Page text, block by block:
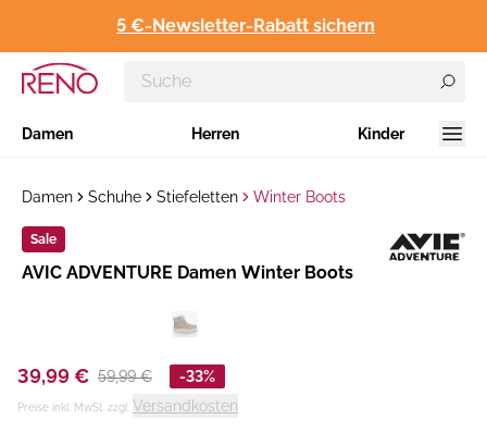
5 €-Newsletter-Rabatt sichern
Damen Herren Kinder
Damen Schuhe Stiefeletten Winter Boots
Sale
Hersteller:
AVIC ADVENTURE Damen Winter Boots
39,99 € 59,99 € -33%
Preise inkl. MwSt. zzgl. Versandkosten